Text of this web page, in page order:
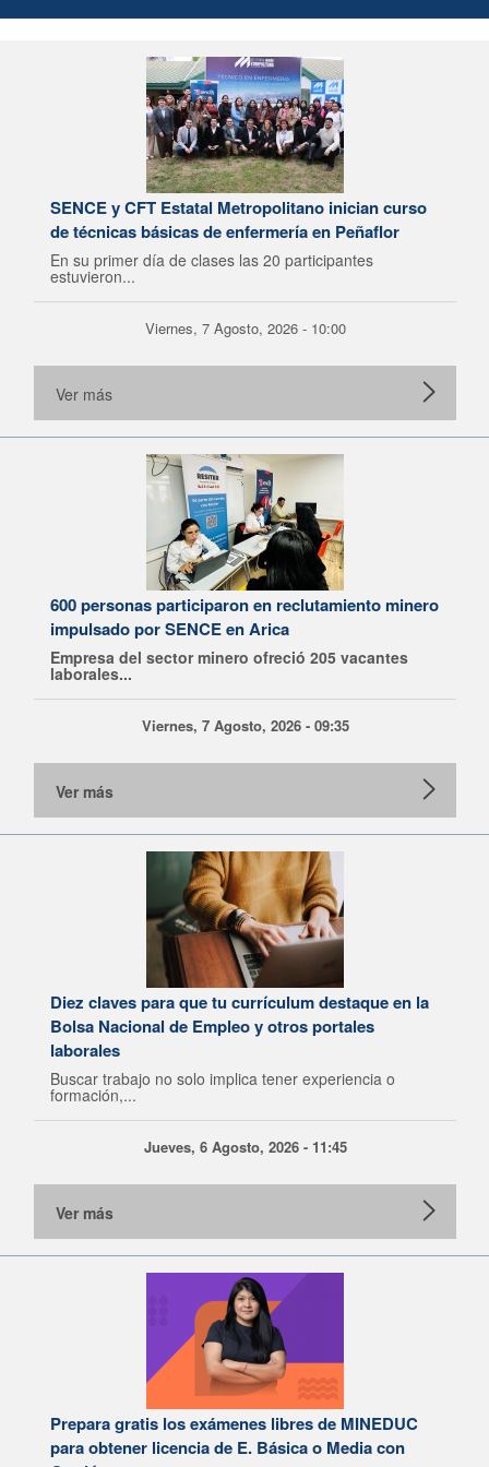
SENCE y CFT Estatal Metropolitano inician curso
de técnicas básicas de enfermería en Peñaflor
En su primer día de clases las 20 participantes
estuvieron...
Viernes, 7 Agosto, 2026 - 10:00
Ver más
600 personas participaron en reclutamiento minero
impulsado por SENCE en Arica
Empresa del sector minero ofreció 205 vacantes
laborales...
Viernes, 7 Agosto, 2026 - 09:35
Ver más
Diez claves para que tu currículum destaque en la
Bolsa Nacional de Empleo y otros portales
laborales
Buscar trabajo no solo implica tener experiencia o
formación,...
Jueves, 6 Agosto, 2026 - 11:45
Ver más
Prepara gratis los exámenes libres de MINEDUC
para obtener licencia de E. Básica o Media con